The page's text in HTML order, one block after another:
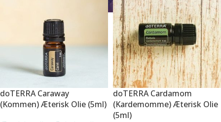
doTERRA Caraway
(Kommen) Æterisk Olie (5ml)
doTERRA Cardamom
(Kardemomme) Æterisk Olie
(5ml)